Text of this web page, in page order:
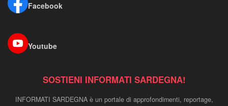
Facebook
Youtube
SOSTIENI INFORMATI SARDEGNA!
INFORMATI SARDEGNA è un portale di approfondimenti, reportage,